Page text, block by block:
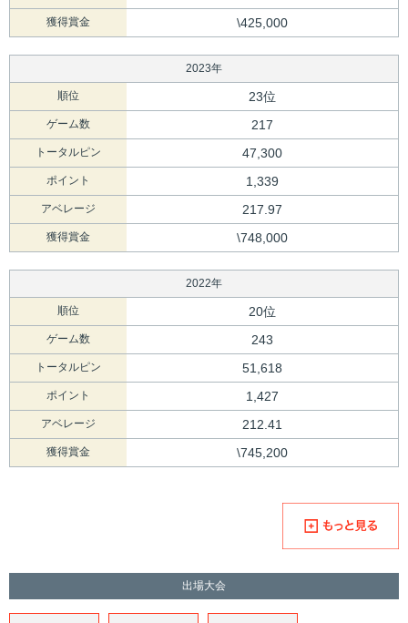
獲得賞金 \425,000
2023年
順位 23位
ゲーム数 217
トータルピン 47,300
ポイント 1,339
アベレージ 217.97
獲得賞金 \748,000
2022年
順位 20位
ゲーム数 243
トータルピン 51,618
ポイント 1,427
アベレージ 212.41
獲得賞金 \745,200
出場大会